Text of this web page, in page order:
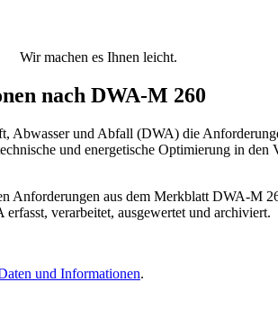
Wir machen es Ihnen leicht.
nach DWA-M 260
und Abfall (DWA) die
und energetische Optimierung in
Anforderungen aus dem Merkblatt DWA-M
verarbeitet, ausgewertet und archiviert.
und Informationen.